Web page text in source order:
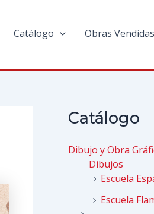
Catálogo Obras Vendidas
Catálogo
Dibujo y Obra
Dibujos
Escuela
Escuela